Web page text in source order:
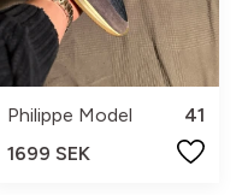
Philippe Model
41
1699 SEK